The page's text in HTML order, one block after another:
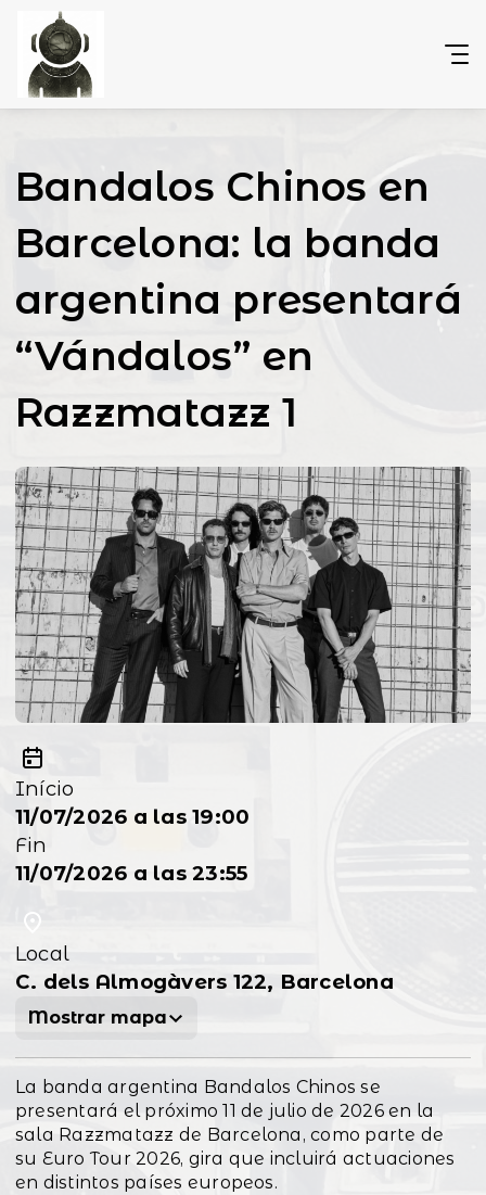
Bandalos Chinos en
Barcelona: la banda
argentina presentará
“Vándalos” en
Razzmatazz 1
Início
11/07/2026 a las 19:00
Fin
11/07/2026 a las 23:55
Local
C. dels Almogàvers 122, Barcelona
Mostrar mapa
La banda argentina Bandalos Chinos se
presentará el próximo 11 de julio de 2026 en la
sala Razzmatazz de Barcelona, como parte de
su Euro Tour 2026, gira que incluirá actuaciones
en distintos países europeos.